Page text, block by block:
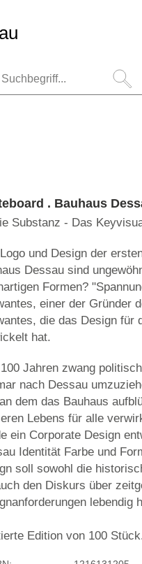
. Bauhaus
Substanz - Das
und Design der
Dessau sind
Formen?
einer der Gründer
die das Design für
hat.
Jahren zwang
nach Dessau
dem das Bauhaus
Lebens für alle
ein Corporate Design
Identität Farbe und
soll sowohl die
den Diskurs über
lebendig
Edition von 100